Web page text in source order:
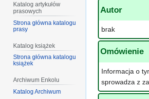
Autor
brak
Omówienie
Informacja o
sprowadza z
Katalog artykułów
prasowych
Strona główna katalogu
prasy
Katalog książek
Strona główna katalogu
książek
Archiwum Enkolu
Katalog Archiwum